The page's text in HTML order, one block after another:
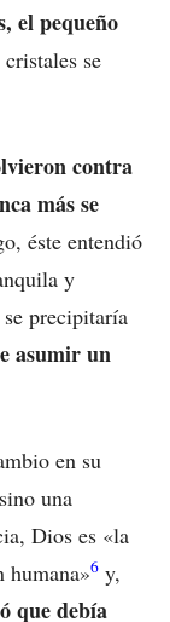
el pequeño
se
contra
más se
éste entendió
y
precipitaría
asumir un
en su
una
Dios es «la
humana»6 y,
que debía